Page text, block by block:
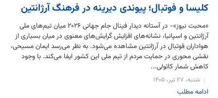
کلیسا و فوتبال؛ پیوندی دیرینه در فرهنگ آرژانتین
«محبت نیوز»- در آستانه دیدار فینال جام جهانی ۲۰۲۶ میان تیم‌های ملی
آرژانتین و اسپانیا، نشانه‌های افزایش گرایش‌های معنوی در میان بسیاری از
هواداران فوتبال در آرژانتین مشاهده می‌شود. به نظر می‌رسد ایمان مسیحی،
نقشی محوری در حمایت مردم از تیم ملی این کشور ایفا می‌کند. با وجود
کاهش شمار کاتولی...
شنبه، ۲۷ تیر، ۱۴۰۵
ادامه مطلب